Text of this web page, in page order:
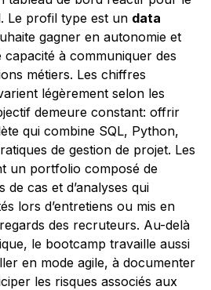
Le profil type est un data
gagner en autonomie et
à communiquer des
métiers. Les chiffres
légèrement selon les
demeure constant: offrir
qui combine SQL, Python,
de gestion de projet. Les
un portfolio composé de
de cas et d’analyses qui
lors d’entretiens ou mis en
des recruteurs. Au-delà
le bootcamp travaille aussi
en mode agile, à documenter
les risques associés aux